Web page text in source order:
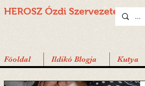
HEROSZ Ózdi Szervezete
Föoldal Ildikó Blogja Kutya